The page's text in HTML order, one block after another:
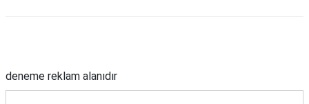
deneme reklam alanıdır